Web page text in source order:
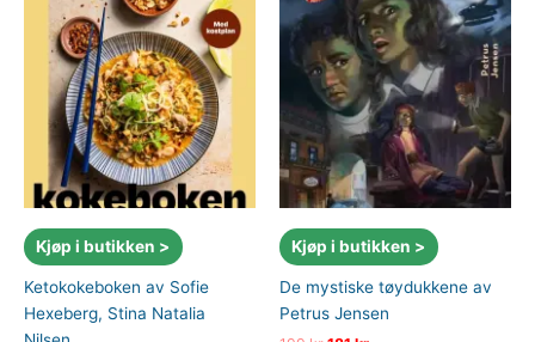
Kjøp i butikken >
Ketokokeboken av Sofie
Hexeberg, Stina Natalia
Kjøp i butikken >
De mystiske tøydukkene av
Petrus Jensen